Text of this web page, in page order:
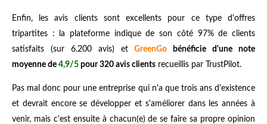
Enfin, les avis clients sont excellents pour ce type d'offres
tripartites : la plateforme indique de son côté 97% de clients
satisfaits (sur 6.200 avis) etGreenGo bénéficie d'une note
moyenne de 4,9/5 pour 320 avis clients recueillis par TrustPilot.
Pas mal donc pour une entreprise qui n'a que trois ans d'existence
et devrait encore se développer et s'améliorer dans les années à
venir, mais c'est ensuite à chacun(e) de se faire sa propre opinion